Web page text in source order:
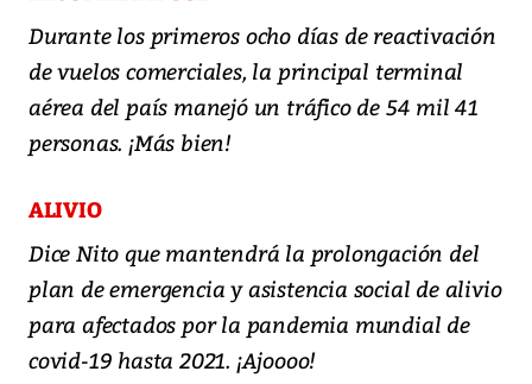
Durante los primeros ocho días de reactivación
de vuelos comerciales, la principal terminal
aérea del país manejó un tráfico de 54 mil 41
personas. ¡Más bien!
ALIVIO
Dice Nito que mantendrá la prolongación del
plan de emergencia y asistencia social de alivio
para afectados por la pandemia mundial de
covid-19 hasta 2021. ¡Ajoooo!